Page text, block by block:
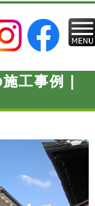
工事例｜